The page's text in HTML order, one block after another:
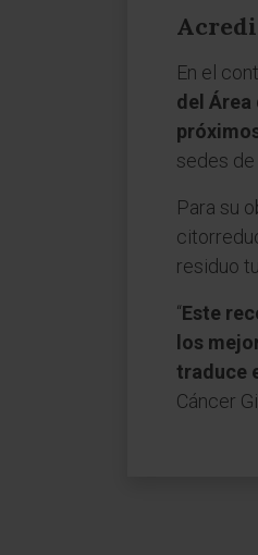
En el
del Área
sedes
Para su
residuo
“Este
los
traduce
Cáncer